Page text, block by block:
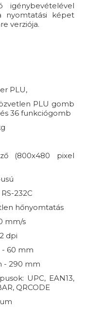
igénybevételével
nyomtatási képet
verziója.
PLU,
PLU gomb
36 funkciógomb
(800x480 pixel
232C
hőnyomtatás
mm/s
dpi
- 60 mm
- 290 mm
UPC, EAN13,
QRCODE